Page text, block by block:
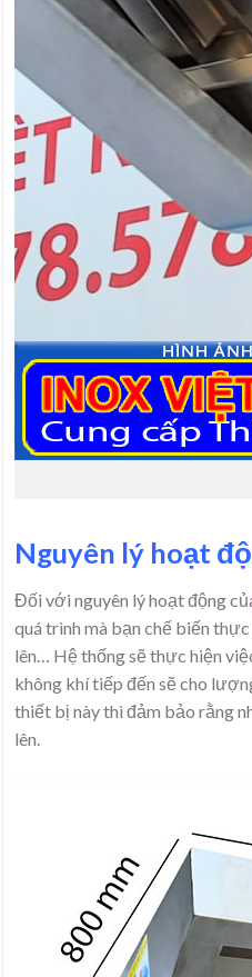
Nguyên lý hoạt
Đối với nguyên lý hoạt động
quá trình mà bạn chế biến
lên… Hệ thống sẽ thực hiện
không khí tiếp đến sẽ cho
thiết bị này thì đảm bảo rằng
lên.